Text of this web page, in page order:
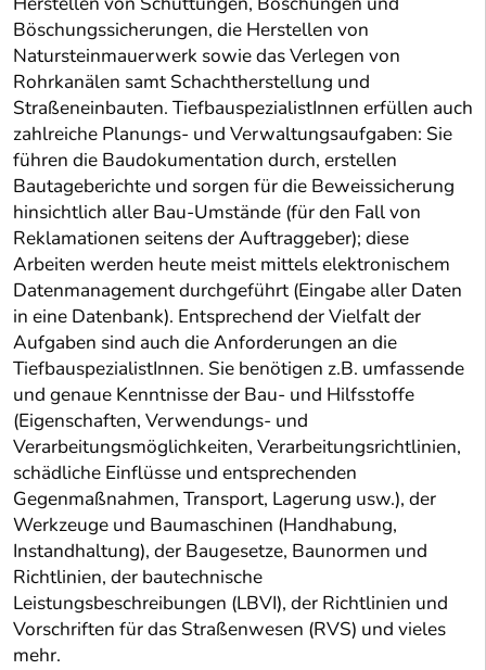
Böschungssicherungen, die Herstellen von
Natursteinmauerwerk sowie das Verlegen von
Rohrkanälen samt Schachtherstellung und
Straßeneinbauten. TiefbauspezialistInnen erfüllen auch
zahlreiche Planungs- und Verwaltungsaufgaben: Sie
führen die Baudokumentation durch, erstellen
Bautageberichte und sorgen für die Beweissicherung
hinsichtlich aller Bau-Umstände (für den Fall von
Reklamationen seitens der Auftraggeber); diese
Arbeiten werden heute meist mittels elektronischem
Datenmanagement durchgeführt (Eingabe aller Daten
in eine Datenbank). Entsprechend der Vielfalt der
Aufgaben sind auch die Anforderungen an die
TiefbauspezialistInnen. Sie benötigen z.B. umfassende
und genaue Kenntnisse der Bau- und Hilfsstoffe
(Eigenschaften, Verwendungs- und
Verarbeitungsmöglichkeiten, Verarbeitungsrichtlinien,
schädliche Einflüsse und entsprechenden
Gegenmaßnahmen, Transport, Lagerung usw.), der
Werkzeuge und Baumaschinen (Handhabung,
Instandhaltung), der Baugesetze, Baunormen und
Richtlinien, der bautechnische
Leistungsbeschreibungen (LBVI), der Richtlinien und
Vorschriften für das Straßenwesen (RVS) und vieles
mehr.